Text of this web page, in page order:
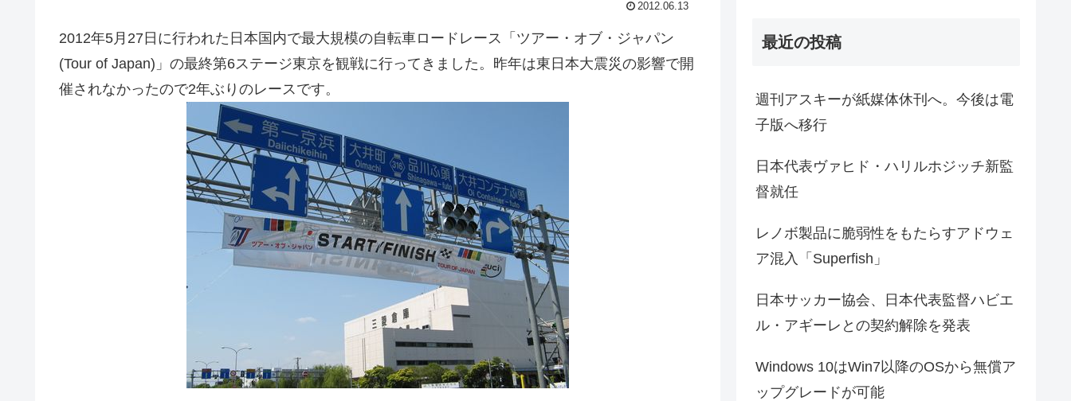
2012.06.13
2012年5月27日に行われた日本国内で最大規模の自転車ロードレース「ツアー・オブ・ジャパン
(Tour of Japan)」の最終第6ステージ東京を観戦に行ってきました。昨年は東日本大震災の影響で開
催されなかったので2年ぶりのレースです。
最近の投稿
週刊アスキーが紙媒体休刊へ。今後は電
子版へ移行
日本代表ヴァヒド・ハリルホジッチ新監
督就任
レノボ製品に脆弱性をもたらすアドウェ
ア混入「Superfish」
日本サッカー協会、日本代表監督ハビエ
ル・アギーレとの契約解除を発表
Windows 10はWin7以降のOSから無償ア
ップグレードが可能